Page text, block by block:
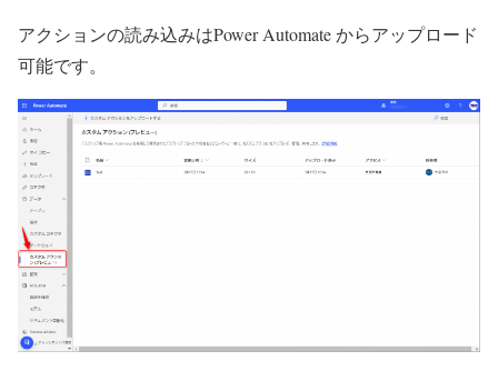
アクションの読み込みはPower Automate からアップロード
可能です。